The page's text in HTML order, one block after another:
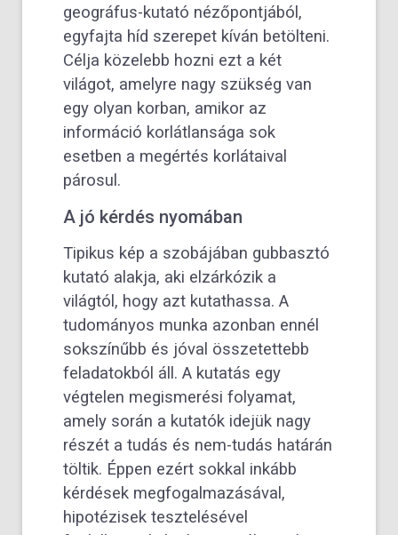
geográfus-kutató nézőpontjából,
egyfajta híd szerepet kíván betölteni.
Célja közelebb hozni ezt a két
világot, amelyre nagy szükség van
egy olyan korban, amikor az
információ korlátlansága sok
esetben a megértés korlátaival
párosul.
A jó kérdés nyomában
Tipikus kép a szobájában gubbasztó
kutató alakja, aki elzárkózik a
világtól, hogy azt kutathassa. A
tudományos munka azonban ennél
sokszínűbb és jóval összetettebb
feladatokból áll. A kutatás egy
végtelen megismerési folyamat,
amely során a kutatók idejük nagy
részét a tudás és nem-tudás határán
töltik. Éppen ezért sokkal inkább
kérdések megfogalmazásával,
hipotézisek tesztelésével